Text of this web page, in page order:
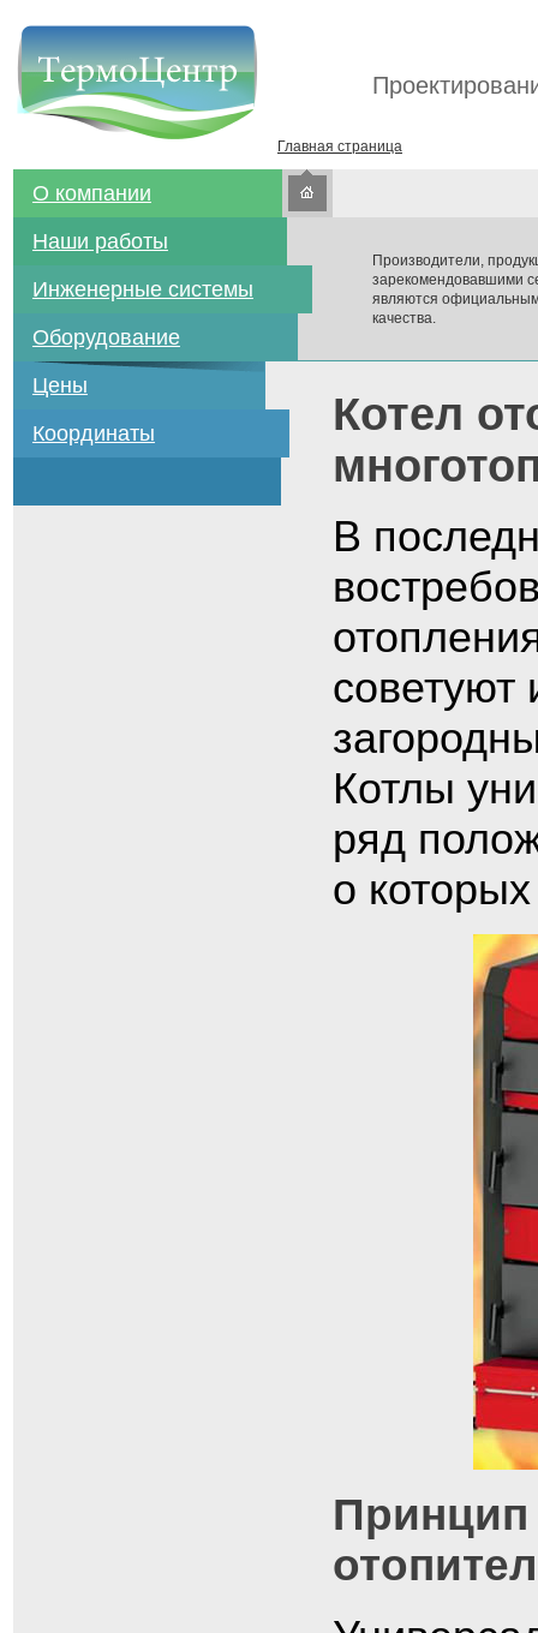
Главная страница
О компании
Наши работы
Инженерные системы
Оборудование
Цены
Координаты
Производители,
зарекомендовавшими
являются
качества.
Котел
В
советуют
Котлы
ряд
о
Принцип